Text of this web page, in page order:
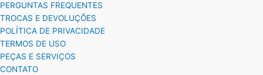
PERGUNTAS FREQUENTES
TROCAS E DEVOLUÇÕES
POLÍTICA DE PRIVACIDADE
TERMOS DE USO
PEÇAS E SERVIÇOS
CONTATO